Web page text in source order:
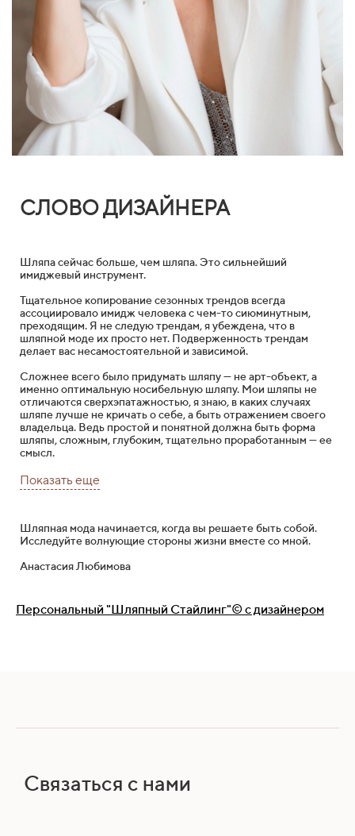
СЛОВО ДИЗАЙНЕРА
Шляпа сейчас больше, чем шляпа. Это сильнейший
имиджевый инструмент.
Тщательное копирование сезонных трендов всегда
ассоциировало имидж человека с чем-то сиюминутным,
преходящим. Я не следую трендам, я убеждена, что в
шляпной моде их просто нет. Подверженность трендам
делает вас несамостоятельной и зависимой.
Cложнее всего было придумать шляпу — не арт-объект, а
именно оптимальную носибельную шляпу. Мои шляпы не
отличаются сверхэпатажностью, я знаю, в каких случаях
шляпе лучше не кричать о себе, а быть отражением своего
владельца. Ведь простой и понятной должна быть форма
шляпы, сложным, глубоким, тщательно проработанным — ее
смысл.
Показать еще
Шляпная мода начинается, когда вы решаете быть собой.
Исследуйте волнующие стороны жизни вместе со мной.
Анастасия Любимова
Персональный "Шляпный Стайлинг"© с дизайнером
Связаться с нами